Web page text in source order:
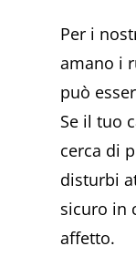
Per i
amano i
può
Se il tuo
cerca di
disturbi
sicuro in
affetto.